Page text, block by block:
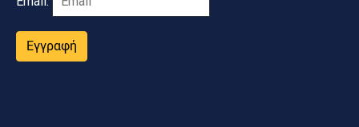
Εγγραφή